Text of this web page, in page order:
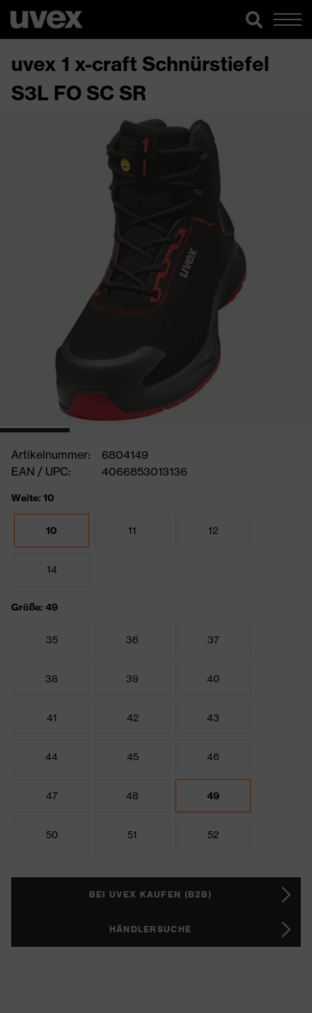
uvex 1 x-craft Schnürstiefel
S3L FO SC SR
Artikelnummer:
6804149
EAN / UPC:
4066853013136
Weite: 10
10 11 12
14
Größe: 49
35 36 37
38 39 40
41 42 43
44 45 46
47 48 49
50 51 52
BEI UVEX KAUFEN (B2B)
HÄNDLERSUCHE